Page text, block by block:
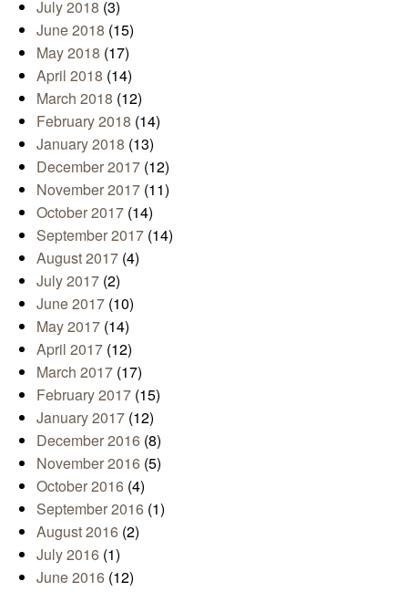
July 2018 (3)
June 2018 (15)
May 2018 (17)
April 2018 (14)
March 2018 (12)
February 2018 (14)
January 2018 (13)
December 2017 (12)
November 2017 (11)
October 2017 (14)
September 2017 (14)
August 2017 (4)
July 2017 (2)
June 2017 (10)
May 2017 (14)
April 2017 (12)
March 2017 (17)
February 2017 (15)
January 2017 (12)
December 2016 (8)
November 2016 (5)
October 2016 (4)
September 2016 (1)
August 2016 (2)
July 2016 (1)
June 2016 (12)